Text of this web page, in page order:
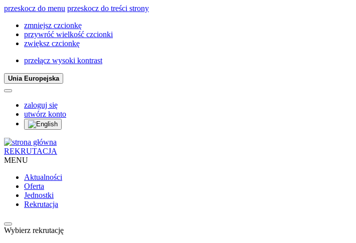
przeskocz do menu przeskocz do treści strony
zmniejsz czcionkę
przywróć wielkość czcionki
zwiększ czcionkę
przełącz wysoki kontrast
Unia Europejska
zaloguj się
utwórz konto
REKRUTACJA
MENU
Aktualności
Oferta
Jednostki
Rekrutacja
Wybierz rekrutację